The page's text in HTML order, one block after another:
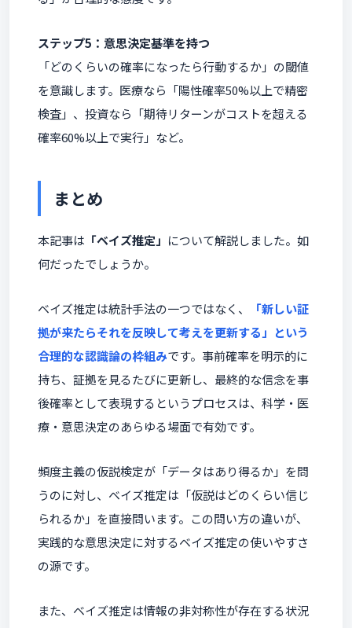
ステップ5：意思決定基準を持つ
「どのくらいの確率になったら行動するか」の閾値
を意識します。医療なら「陽性確率50%以上で精密
検査」、投資なら「期待リターンがコストを超える
確率60%以上で実行」など。
まとめ
本記事は 「ベイズ推定」 について解説しました。如
何だったでしょうか。
ベイズ推定は統計手法の一つではなく、
「新しい証
拠が来たらそれを反映して考えを更新する」という
合理的な認識論の枠組みです。事前確率を明示的に
持ち、証拠を見るたびに更新し、最終的な信念を事
後確率として表現するというプロセスは、科学・医
療・意思決定のあらゆる場面で有効です。
頻度主義の仮説検定が「データはあり得るか」を問
うのに対し、ベイズ推定は「仮説はどのくらい信じ
られるか」を直接問います。この問い方の違いが、
実践的な意思決定に対するベイズ推定の使いやすさ
の源です。
また、ベイズ推定は情報の非対称性が存在する状況